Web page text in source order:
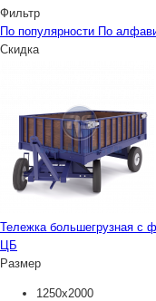
Фильтр
По популярности По
Скидка
Тележка большегрузная с
ЦБ
Размер
1250х2000